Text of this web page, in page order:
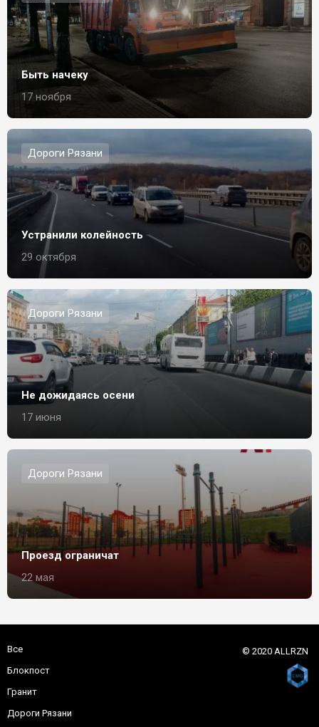
Быть начеку
17 ноября
Дороги Рязани
Устранили колейность
29 октября
Дороги Рязани
Не дожидаясь осени
17 июня
Дороги Рязани
Проезд ограничат
22 мая
Все
Блокпост
Гранит
Дороги Рязани
© 2020 ALLRZN